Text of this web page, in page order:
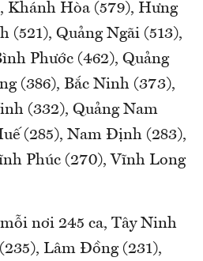
Khánh Hòa (579), Hưng
(521), Quảng Ngãi (513),
Phước (462), Quảng
(386), Bắc Ninh (373),
(332), Quảng Nam
(285), Nam Định (283),
Phúc (270), Vĩnh Long
nơi 245 ca, Tây Ninh
Lâm Đồng (231),